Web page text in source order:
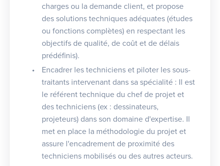
charges ou la demande client, et propose
des solutions techniques adéquates (études
ou fonctions complètes) en respectant les
objectifs de qualité, de coût et de délais
prédéfinis).
Encadrer les techniciens et piloter les sous-
traitants intervenant dans sa spécialité : Il est
le référent technique du chef de projet et
des techniciens (ex : dessinateurs,
projeteurs) dans son domaine d'expertise. Il
met en place la méthodologie du projet et
assure l'encadrement de proximité des
techniciens mobilisés ou des autres acteurs.